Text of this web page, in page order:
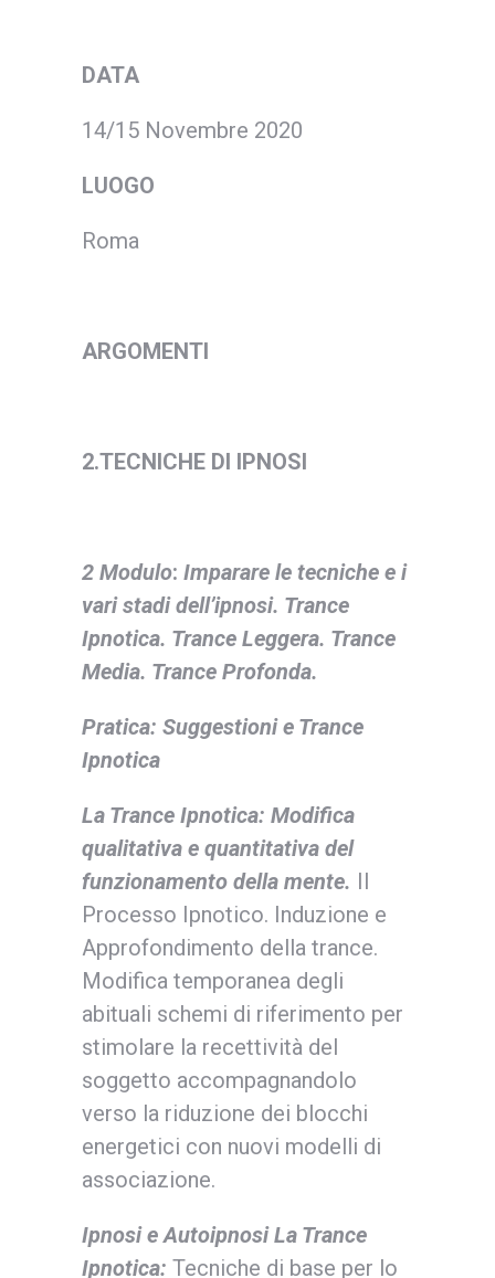
DATA
14/15 Novembre 2020
LUOGO
Roma
ARGOMENTI
2.TECNICHE DI IPNOSI
2 Modulo: Imparare le tecniche e i
vari stadi dell’ipnosi. Trance
Ipnotica. Trance Leggera. Trance
Media. Trance Profonda.
Pratica: Suggestioni e Trance
Ipnotica
La Trance Ipnotica: Modifica
qualitativa e quantitativa del
funzionamento della mente. Il
Processo Ipnotico. Induzione e
Approfondimento della trance.
Modifica temporanea degli
abituali schemi di riferimento per
stimolare la recettività del
soggetto accompagnandolo
verso la riduzione dei blocchi
energetici con nuovi modelli di
associazione.
Ipnosi e AutoipnosiLa Trance
Ipnotica: Tecniche di base per lo